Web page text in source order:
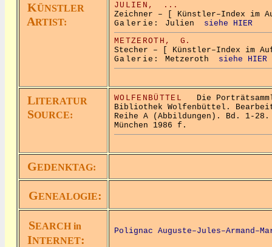
KÜNSTLER
ARTIST:
JULIEN,
...
Zeichner – [ Künstler–Index im
Galerie: Julien siehe HIER
METZEROTH,
G.
Stecher – [ Künstler–Index im
Galerie: Metzeroth siehe HIER
LITERATUR
SOURCE:
WOLFENBÜTTEL
Die
Bibliothek Wolfenbüttel.
Reihe A (Abbildungen). Bd. 1-
München 1986 f.
GEDENKTAG:
GENEALOGIE:
SEARCH in
INTERNET:
Polignac